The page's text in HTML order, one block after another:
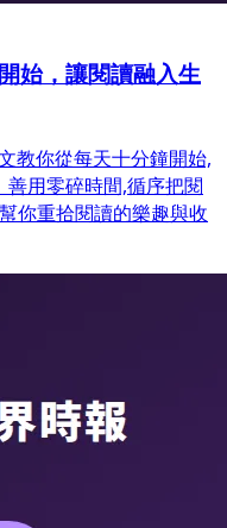
始，讓閱讀融入生
教你從每天十分鐘開始,
用零碎時間,循序把閱
你重拾閱讀的樂趣與收